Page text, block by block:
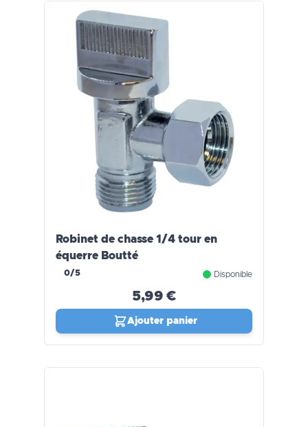
Robinet de chasse 1/4 tour en
équerre Boutté
0/5 Disponible
5,99 €
Ajouter panier